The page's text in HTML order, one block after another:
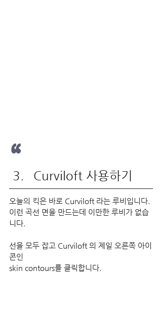
“ Curviloft 사용하기
오늘의 킥은 바로 Curviloft 라는 루비입니다.
이런 곡선 면을 만드는데 이만한 루비가 없습
니다.
선을 모두 잡고 Curviloft 의 제일 오른쪽 아이
콘인
skin contours를 클릭합니다.